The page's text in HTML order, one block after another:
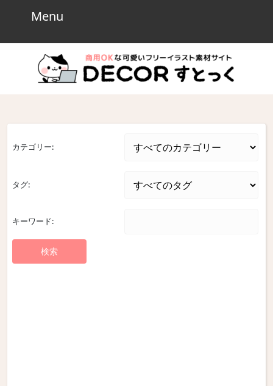
Menu
カテゴリー:
タグ:
キーワード: